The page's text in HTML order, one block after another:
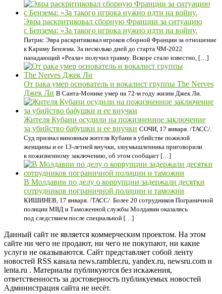
Эвра раскритиковал сборную Франции за ситуацию
с Бензема: «За такого игрока нужно идти на войну.
Патрис Эвра раскритиковал игроков сборной Франции за отношение
к Кариму Бензема. За несколько дней до старта ЧМ-2022
нападающий «Реала» получил травму. Вскоре стало известно, […]
От рака умер основатель и вокалист группы The Nerves
Джек Ли В Санта-Монике умер на 72-м году жизни Джек Ли.
Жителя Кубани осудили на пожизненное заключение
за убийство бабушки и ее внучки СОЧИ, 17 января. /ТАСС/.
Суд признал виновным жителя Кубани в убийстве пожилой
женщины и ее 13-летней внучки, злоумышленника приговорили
к пожизненному заключению, об этом сообщает […]
В Молдавии по делу о коррупции задержали десятки
сотрудников пограничной полиции и таможни
КИШИНЕВ, 17 января. /ТАСС/. Более 20 сотрудников Пограничной
полиции МВД и Таможенной службы Молдавии оказались
под следствием после специальной […]
Данный сайт не является коммерческим проектом. На этом
сайте ни чего не продают, ни чего не покупают, ни какие
услуги не оказываются. Сайт представляет собой ленту
новостей RSS канала news.rambler.ru, yandex.ru, newsru.com и
lenta.ru . Материалы публикуются без искажения,
ответственность за достоверность публикуемых новостей
Администрация сайта не несёт.